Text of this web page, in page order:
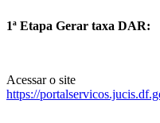
1ª Etapa Gerar taxa DAR:
Acessar o site
https://